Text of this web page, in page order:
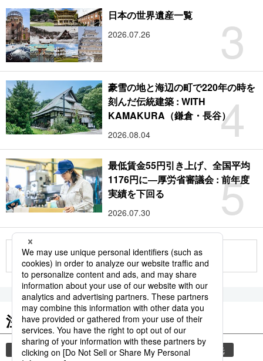
3
日本の世界遺産一覧
2026.07.26
4
豪雪の地と海辺の町で220年の時を
刻んだ伝統建築 : WITH
KAMAKURA（鎌倉・長谷）
2026.08.04
5
最低賃金55円引き上げ、全国平均
1176円に―厚労省審議会 : 前年度
実績を下回る
2026.07.30
もっと見る
注目のキーワード
共同通信ニュース 気象・災害 災害 観光